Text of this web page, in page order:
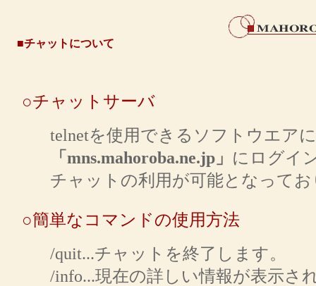
■チャットについて
○チャットサーバ
telnetを使用できるソフトウエア
「mns.mahoroba.ne.jp」 にログイ
チャットの利用が可能となって
○簡単なコマンドの使用方法
/quit...チャットを終了します。
/info...現在の詳しい情報が表示さ